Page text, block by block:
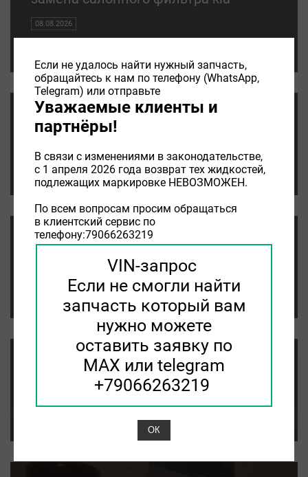
08.08.2026
салонный фильтр kia
салонный фильтр kia
салонный фильтр kia rio
салонный фильтр kia rio
Фильтр салонный KIA
Если не удалось найти нужный запчасть,
обращайтесь к нам по телефону (WhatsApp,
Telegram) или отправьте
Уважаемые клиенты и
партнёры!
В связи с изменениями в законодательстве,
с 1 апреля 2026 года возврат тех жидкостей,
подлежащих маркировке НЕВОЗМОЖЕН.
По всем вопросам просим обращаться
в клиентский сервис по
телефону:79066263219
VIN-запрос
Если не смогли найти
запчасть который вам
нужно можете
оставить заявку по
MAX или telegram
+79066263219
ОК